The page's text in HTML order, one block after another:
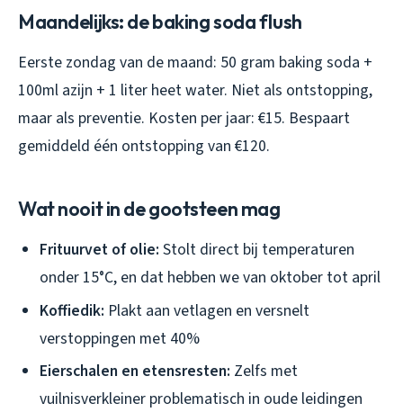
Maandelijks: de baking soda flush
Eerste zondag van de maand: 50 gram baking soda +
100ml azijn + 1 liter heet water. Niet als ontstopping,
maar als preventie. Kosten per jaar: €15. Bespaart
gemiddeld één ontstopping van €120.
Wat nooit in de gootsteen mag
Frituurvet of olie: Stolt direct bij temperaturen
onder 15°C, en dat hebben we van oktober tot april
Koffiedik: Plakt aan vetlagen en versnelt
verstoppingen met 40%
Eierschalen en etensresten: Zelfs met
vuilnisverkleiner problematisch in oude leidingen